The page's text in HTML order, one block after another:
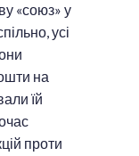
«союз» у
усі
на
їй
проти